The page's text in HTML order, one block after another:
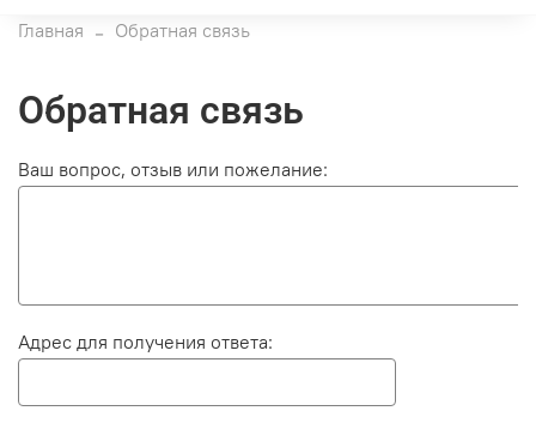
Главная Обратная связь
Обратная связь
Ваш вопрос, отзыв или пожелание:
Адрес для получения ответа: